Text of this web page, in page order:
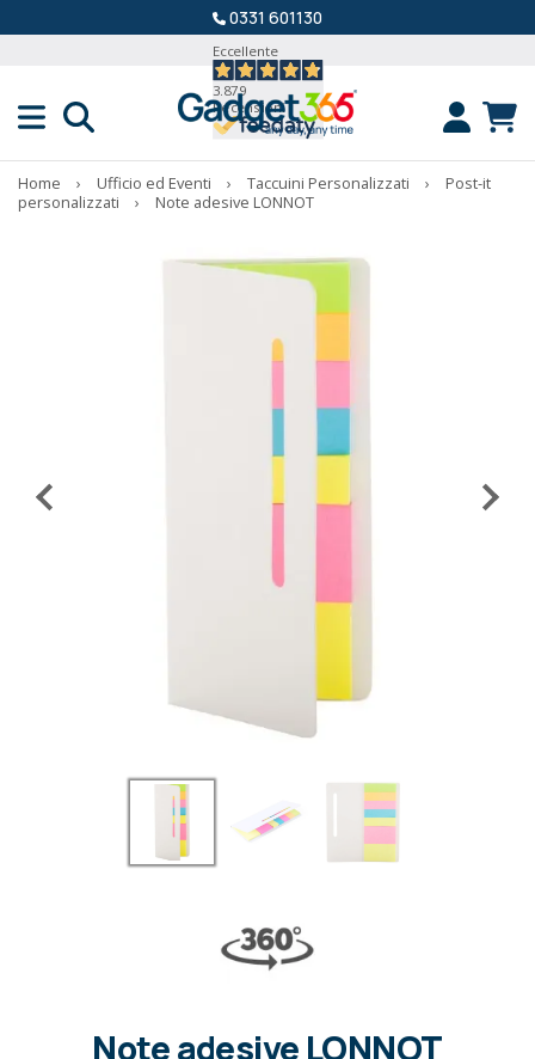
0331 601130
Eccellente
3.879
Recensioni
Home › Ufficio ed Eventi › Taccuini Personalizzati ›
Post-it
personalizzati
› Note adesive LONNOT
Note adesive LONNOT